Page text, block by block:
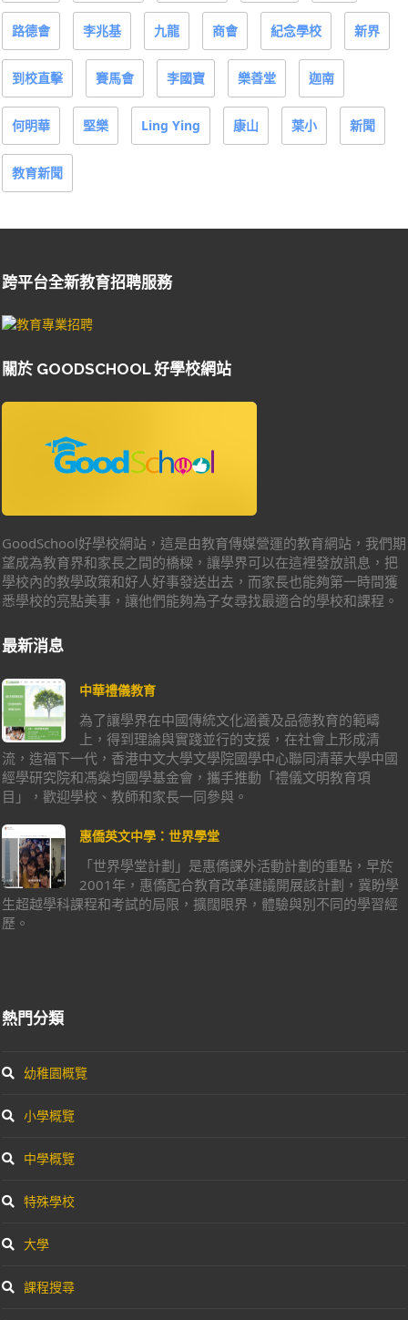
路德會 李兆基 九龍 商會 紀念學校 新界
到校直擊 賽馬會 李國寶 樂善堂 迦南
何明華 堅樂 Ling Ying 康山 葉小 新聞
教育新聞
跨平台全新教育招聘服務
關於 GOODSCHOOL 好學校網站
GoodSchool好學校網站，這是由教育傳媒營運的教育網站，我們期
望成為教育界和家長之間的橋樑，讓學界可以在這裡發放訊息，把
學校內的教學政策和好人好事發送出去，而家長也能夠第一時間獲
悉學校的亮點美事，讓他們能夠為子女尋找最適合的學校和課程。
最新消息
中華禮儀教育
為了讓學界在中國傳統文化涵養及品德教育的範疇
上，得到理論與實踐並行的支援，在社會上形成清
流，造福下一代，香港中文大學文學院國學中心聯同清華大學中國
經學研究院和馮燊均國學基金會，攜手推動「禮儀文明教育項
目」，歡迎學校、教師和家長一同參與。
惠僑英文中學：世界學堂
「世界學堂計劃」是惠僑課外活動計劃的重點，早於
2001年，惠僑配合教育改革建議開展該計劃，冀盼學
生超越學科課程和考試的局限，擴闊眼界，體驗與別不同的學習經
歷。
熱門分類
幼稚園概覽
小學概覽
中學概覽
特殊學校
大學
課程搜尋